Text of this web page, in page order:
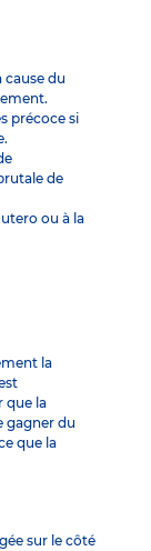
cause du
précoce si
de
ou à la
la
que la
gagner du
que la
sur le côté